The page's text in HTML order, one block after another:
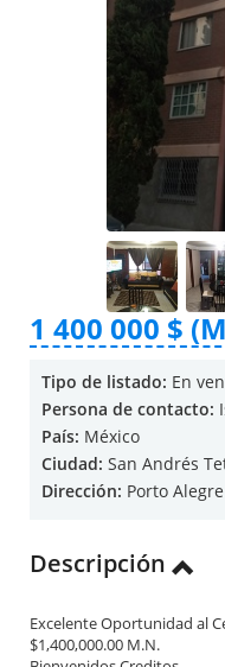
1 400 000 $
Tipo de listado: En
Persona de contacto:
País: México
Ciudad: San Andrés
Dirección: Porto Alegre
Descripción
Excelente Oportunidad al
$1,400,000.00 M.N.